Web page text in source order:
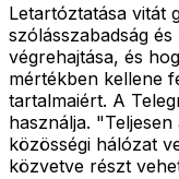
Letartóztatása vitát
szólásszabadság
végrehajtása, és
mértékben kellene
tartalmaiért. A
használja.
közösségi hálózat
közvetve részt